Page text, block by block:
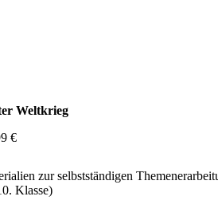
Weltkrieg
€
zur selbstständigen
Klasse)